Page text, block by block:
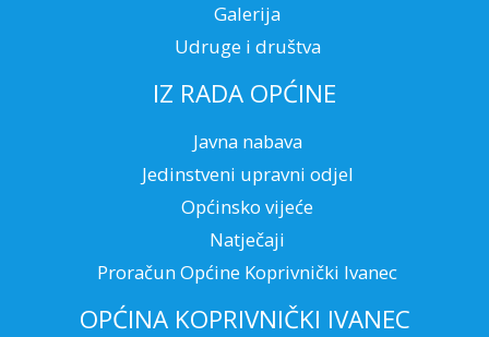
Galerija
Udruge i društva
IZ RADA OPĆINE
Javna nabava
Jedinstveni upravni odjel
Općinsko vijeće
Natječaji
Proračun Općine Koprivnički Ivanec
OPĆINA KOPRIVNIČKI IVANEC